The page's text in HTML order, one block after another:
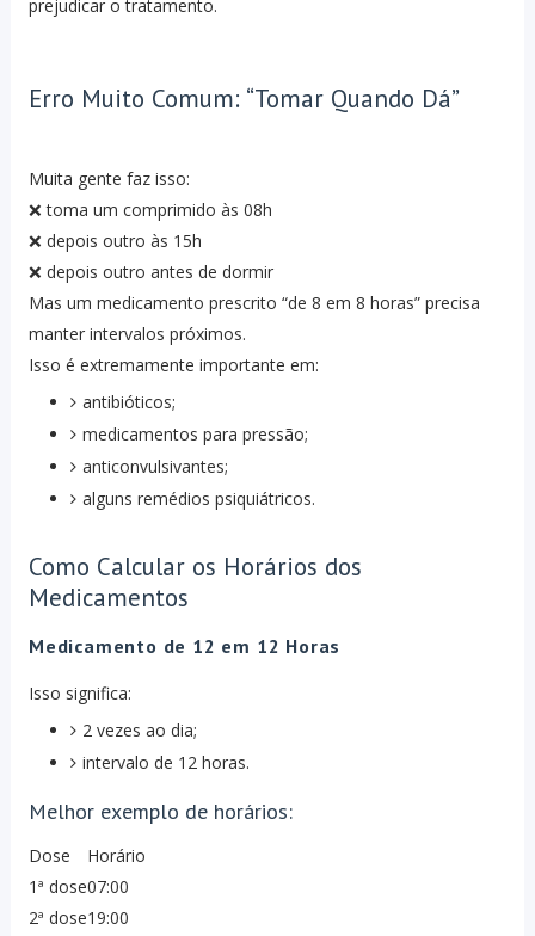
prejudicar o tratamento.
Erro Muito Comum: “Tomar Quando Dá”
Muita gente faz isso:
❌ toma um comprimido às 08h
❌ depois outro às 15h
❌ depois outro antes de dormir
Mas um medicamento prescrito “de 8 em 8 horas” precisa
manter intervalos próximos.
Isso é extremamente importante em:
antibióticos;
medicamentos para pressão;
anticonvulsivantes;
alguns remédios psiquiátricos.
Como Calcular os Horários dos
Medicamentos
Medicamento de 12 em 12 Horas
Isso significa:
2 vezes ao dia;
intervalo de 12 horas.
Melhor exemplo de horários:
Dose
Horário
1ª dose07:00
2ª dose19:00